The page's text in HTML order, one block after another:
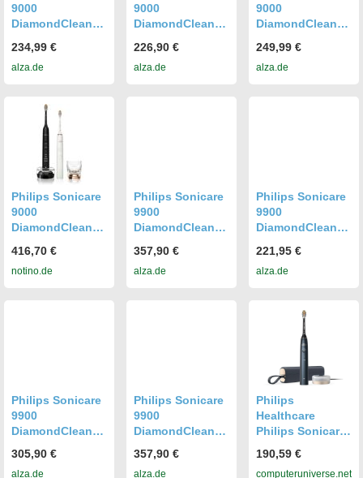
9000
DiamondClean
234,99 €
alza.de
9000
DiamondClean
226,90 €
alza.de
9000
DiamondClean
249,99 €
alza.de
Philips Sonicare
9000
DiamondClean
elektrische
Schallzahnbürst
416,70 €
notino.de
Philips Sonicare
9900
DiamondClean
HX9992/31
357,90 €
alza.de
Philips Sonicare
9900
DiamondClean
HX9992/12
221,95 €
alza.de
Philips Sonicare
9900
DiamondClean
HX9992/11
305,90 €
alza.de
Philips Sonicare
9900
DiamondClean
HX9992/42
357,90 €
alza.de
Philips
Healthcare
Philips Sonicare
Prestige 9900
190,59 €
computeruniverse.net